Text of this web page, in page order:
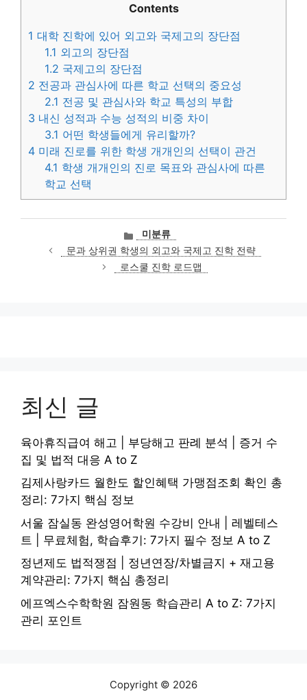
Contents
1 대학 진학에 있어 외고와 국제고의 장단점
1.1 외고의 장단점
1.2 국제고의 장단점
2 전공과 관심사에 따른 학교 선택의 중요성
2.1 전공 및 관심사와 학교 특성의 부합
3 내신 성적과 수능 성적의 비중 차이
3.1 어떤 학생들에게 유리할까?
4 미래 진로를 위한 학생 개개인의 선택이 관건
4.1 학생 개개인의 진로 목표와 관심사에 따른
학교 선택
카
테
고
리
미분류
문과 상위권 학생의 외고와 국제고 진학 전략
로스쿨 진학 로드맵
최신 글
육아휴직급여 해고 | 부당해고 판례 분석 | 증거 수
집 및 법적 대응 A to Z
김제사랑카드 월한도 할인혜택 가맹점조회 확인 총
정리: 7가지 핵심 정보
서울 잠실동 완성영어학원 수강비 안내 | 레벨테스
트 | 무료체험, 학습후기: 7가지 필수 정보 A to Z
정년제도 법적쟁점 | 정년연장/차별금지 + 재고용
계약관리: 7가지 핵심 총정리
에프엑스수학학원 잠원동 학습관리 A to Z: 7가지
관리 포인트
Copyright © 2026